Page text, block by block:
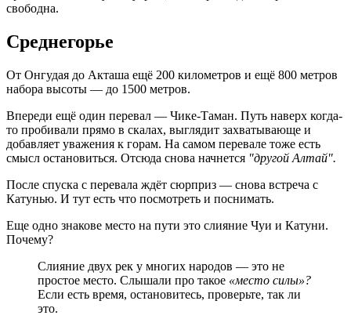
свободна.
Среднегорье
От Онгудая до Акташа ещё 200 километров и ещё 800 метров
набора высоты — до 1500 метров.
Впереди ещё один перевал — Чике-Таман. Путь наверх когда-
то пробивали прямо в скалах, выглядит захватывающе и
добавляет уважения к горам. На самом перевале тоже есть
смысл остановиться. Отсюда снова начнется "другой Алтай".
После спуска с перевала ждёт сюрприз — снова встреча с
Катунью. И тут есть что посмотреть и поснимать.
Еще одно знакове место на пути это слияние Чуи и Катуни.
Почему?
Слияние двух рек у многих народов — это не
простое место. Слышали про такое «место силы»?
Если есть время, остановитесь, проверьте, так ли
это.